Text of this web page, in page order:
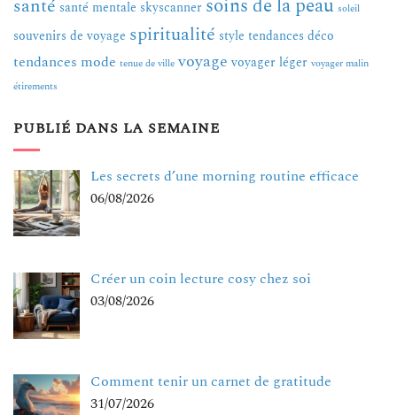
santé santé mentale skyscanner soins de la peau soleil
souvenirs de voyage spiritualité style tendances déco
tendances mode tenue de ville voyage voyager léger voyager malin
étirements
PUBLIÉ DANS LA SEMAINE
Les secrets d’une morning routine efficace
06/08/2026
Créer un coin lecture cosy chez soi
03/08/2026
Comment tenir un carnet de gratitude
31/07/2026